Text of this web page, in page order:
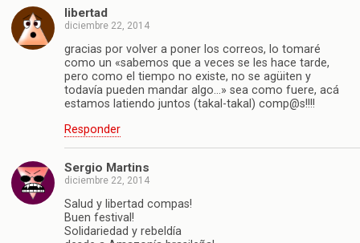
libertad
diciembre 22, 2014
gracias por volver a poner los correos, lo tomaré
como un «sabemos que a veces se les hace tarde,
pero como el tiempo no existe, no se agüiten y
todavía pueden mandar algo…» sea como fuere, acá
estamos latiendo juntos (takal-takal) comp@s!!!!
Responder
Sergio Martins
diciembre 22, 2014
Salud y libertad compas!
Buen festival!
Solidariedad y rebeldía